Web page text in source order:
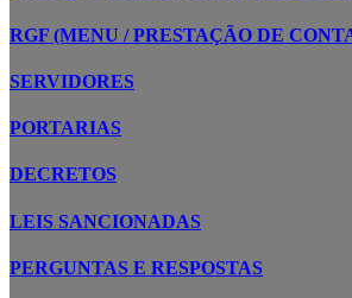
RGF (MENU / PRESTAÇÃO DE
SERVIDORES
PORTARIAS
DECRETOS
LEIS SANCIONADAS
PERGUNTAS E RESPOSTAS